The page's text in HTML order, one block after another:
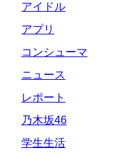
アイドル
アプリ
コンシューマ
ニュース
レポート
乃木坂46
学生生活